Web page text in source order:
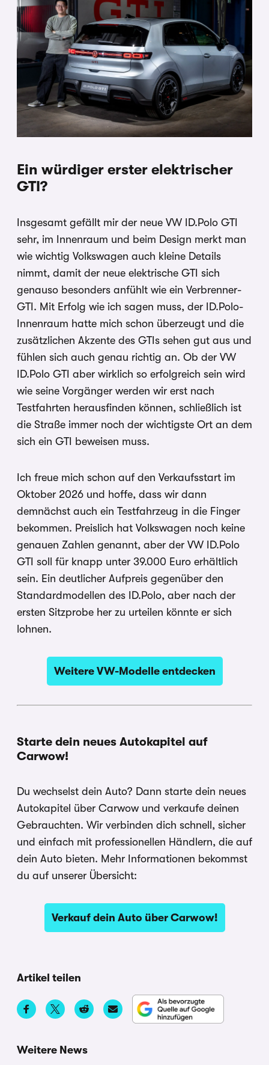
Ein würdiger erster elektrischer
GTI?
Insgesamt gefällt mir der neue VW ID.Polo GTI
sehr, im Innenraum und beim Design merkt man
wie wichtig Volkswagen auch kleine Details
nimmt, damit der neue elektrische GTI sich
genauso besonders anfühlt wie ein Verbrenner-
GTI. Mit Erfolg wie ich sagen muss, der ID.Polo-
Innenraum hatte mich schon überzeugt und die
zusätzlichen Akzente des GTIs sehen gut aus und
fühlen sich auch genau richtig an. Ob der VW
ID.Polo GTI aber wirklich so erfolgreich sein wird
wie seine Vorgänger werden wir erst nach
Testfahrten herausfinden können, schließlich ist
die Straße immer noch der wichtigste Ort an dem
sich ein GTI beweisen muss.
Ich freue mich schon auf den Verkaufsstart im
Oktober 2026 und hoffe, dass wir dann
demnächst auch ein Testfahrzeug in die Finger
bekommen. Preislich hat Volkswagen noch keine
genauen Zahlen genannt, aber der VW ID.Polo
GTI soll für knapp unter 39.000 Euro erhältlich
sein. Ein deutlicher Aufpreis gegenüber den
Standardmodellen des ID.Polo, aber nach der
ersten Sitzprobe her zu urteilen könnte er sich
lohnen.
Weitere VW-Modelle entdecken
Starte dein neues Autokapitel auf
Carwow!
Du wechselst dein Auto? Dann starte dein neues
Autokapitel über Carwow und verkaufe deinen
Gebrauchten. Wir verbinden dich schnell, sicher
und einfach mit professionellen Händlern, die auf
dein Auto bieten. Mehr Informationen bekommst
du auf unserer Übersicht:
Verkauf dein Auto über Carwow!
Artikel teilen
Weitere News